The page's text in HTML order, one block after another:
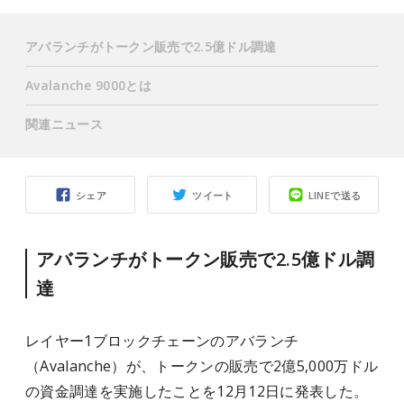
シェア ツイート LINEで送る
アバランチがトークン販売で2.5億ドル調
達
レイヤー1ブロックチェーンのアバランチ
（Avalanche）が、トークンの販売で2億5,000万ドル
の資金調達を実施したことを12月12日に発表した。
アバランチがトークン販売で2.5億ドル調達
Avalanche 9000とは
関連ニュース